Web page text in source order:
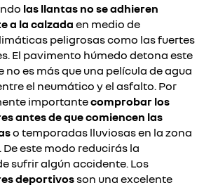
las llantas no se adhieren
a la calzada en medio de
peligrosas como las fuertes
El pavimento húmedo detona este
no es más que una película de agua
el neumático y el asfalto. Por
importantecomprobar los
antes de que comiencen las
o temporadas lluviosas en la zona
este modo reducirás la
sufrir algún accidente. Los
deportivosson una excelente